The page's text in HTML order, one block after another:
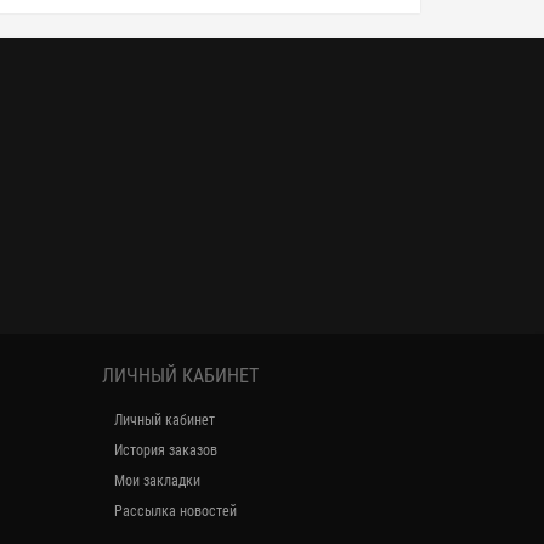
ЛИЧНЫЙ КАБИНЕТ
Личный кабинет
История заказов
Мои закладки
Рассылка новостей